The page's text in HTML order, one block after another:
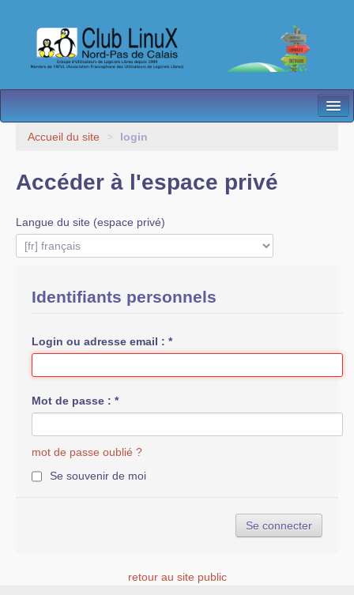
L’Association
Contact
Les antennes
Espace membres
Accueil du site > login
Accéder à l'espace privé
Langue du site (espace privé)
Identifiants personnels
Login ou adresse email : *
Mot de passe : *
mot de passe oublié ?
Se souvenir de moi
retour au site public